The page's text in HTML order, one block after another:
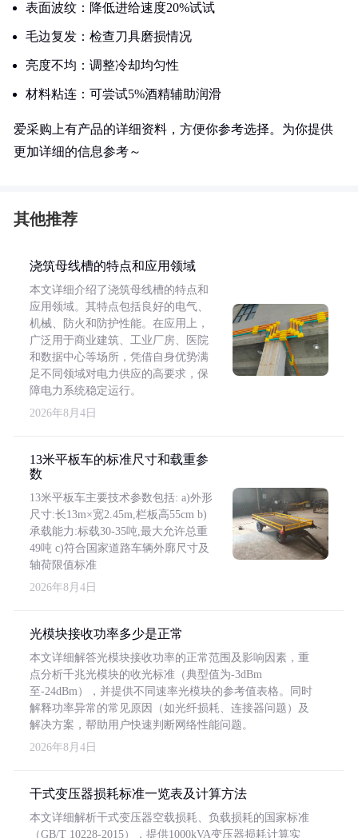
表面波纹：降低进给速度20%试试
毛边复发：检查刀具磨损情况
亮度不均：调整冷却均匀性
材料粘连：可尝试5%酒精辅助润滑
爱采购上有产品的详细资料，方便你参考选择。为你提供
更加详细的信息参考～
其他推荐
浇筑母线槽的特点和应用领域
本文详细介绍了浇筑母线槽的特点和
应用领域。其特点包括良好的电气、
机械、防火和防护性能。在应用上，
广泛用于商业建筑、工业厂房、医院
和数据中心等场所，凭借自身优势满
足不同领域对电力供应的高要求，保
障电力系统稳定运行。
2026年8月4日
13米平板车的标准尺寸和载重参
数
13米平板车主要技术参数包括: a)外形
尺寸:长13m×宽2.45m,栏板高55cm b)
承载能力:标载30-35吨,最大允许总重
49吨 c)符合国家道路车辆外廓尺寸及
轴荷限值标准
2026年8月4日
光模块接收功率多少是正常
本文详细解答光模块接收功率的正常范围及影响因素，重
点分析千兆光模块的收光标准（典型值为-3dBm
至-24dBm），并提供不同速率光模块的参考值表格。同时
解释功率异常的常见原因（如光纤损耗、连接器问题）及
解决方案，帮助用户快速判断网络性能问题。
2026年8月4日
干式变压器损耗标准一览表及计算方法
本文详细解析干式变压器空载损耗、负载损耗的国家标准
（GB/T 10228-2015），提供1000kVA变压器损耗计算实